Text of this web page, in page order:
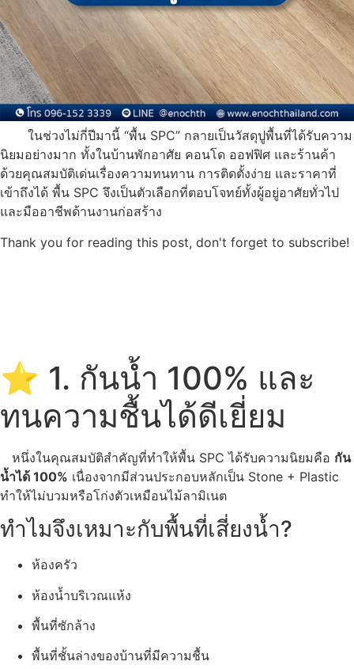
ในช่วงไม่กี่ปีมานี้ “พื้น SPC” กลายเป็นวัสดุปูพื้นที่ได้รับความ
นิยมอย่างมาก ทั้งในบ้านพักอาศัย คอนโด ออฟฟิศ และร้านค้า
ด้วยคุณสมบัติเด่นเรื่องความทนทาน การติดตั้งง่าย และราคาที่
เข้าถึงได้ พื้น SPC จึงเป็นตัวเลือกที่ตอบโจทย์ทั้งผู้อยู่อาศัยทั่วไป
และมืออาชีพด้านงานก่อสร้าง
Thank you for reading this post, don't forget to subscribe!
⭐ 1. กันน้ำ 100% และ
ทนความชื้นได้ดีเยี่ยม
หนึ่งในคุณสมบัติสำคัญที่ทำให้พื้น SPC ได้รับความนิยมคือ กัน
น้ำได้ 100% เนื่องจากมีส่วนประกอบหลักเป็น Stone + Plastic
ทำให้ไม่บวมหรือโก่งตัวเหมือนไม้ลามิเนต
ทำไมจึงเหมาะกับพื้นที่เสี่ยงน้ำ?
ห้องครัว
ห้องน้ำบริเวณแห้ง
พื้นที่ซักล้าง
พื้นที่ชั้นล่างของบ้านที่มีความชื้น